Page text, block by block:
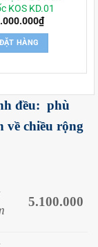
KOS KD.01
₫
ĐẶT HÀNG
đều: phù
về chiều rộng
5.100.000